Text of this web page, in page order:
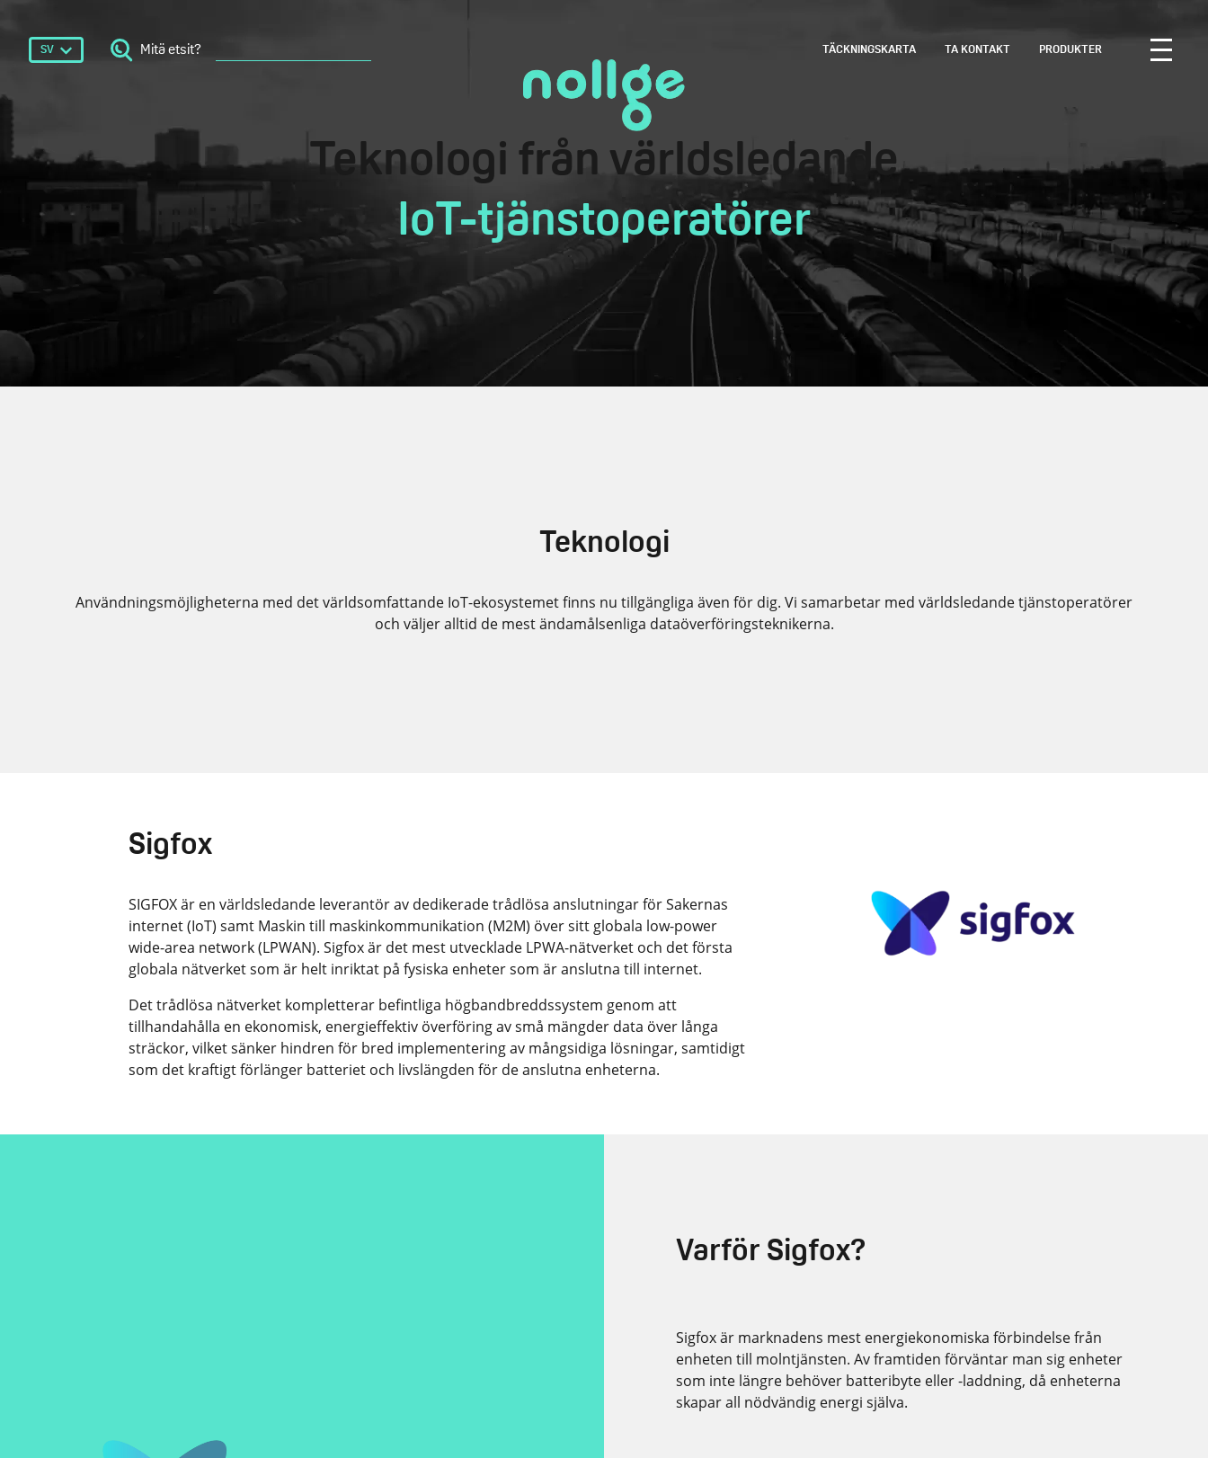
SV Mitä etsit? TÄCKNINGSKARTA TA KONTAKT PRODUKTER
Teknologi från världsledande
IoT-tjänstoperatörer
Teknologi
Användningsmöjligheterna med det världsomfattande IoT-ekosystemet finns nu tillgängliga även för dig. Vi samarbetar med världsledande tjänstoperatörer
och väljer alltid de mest ändamålsenliga dataöverföringsteknikerna.
Sigfox
SIGFOX är en världsledande leverantör av dedikerade trådlösa anslutningar för Sakernas
internet (IoT) samt Maskin till maskinkommunikation (M2M) över sitt globala low-power
wide-area network (LPWAN). Sigfox är det mest utvecklade LPWA-nätverket och det första
globala nätverket som är helt inriktat på fysiska enheter som är anslutna till internet.
Det trådlösa nätverket kompletterar befintliga högbandbreddssystem genom att
tillhandahålla en ekonomisk, energieffektiv överföring av små mängder data över långa
sträckor, vilket sänker hindren för bred implementering av mångsidiga lösningar, samtidigt
som det kraftigt förlänger batteriet och livslängden för de anslutna enheterna.
Varför Sigfox?
Sigfox är marknadens mest energiekonomiska förbindelse från
enheten till molntjänsten. Av framtiden förväntar man sig enheter
som inte längre behöver batteribyte eller -laddning, då enheterna
skapar all nödvändig energi själva.